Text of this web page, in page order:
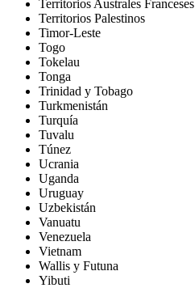
Territorios Australes Franceses
Territorios Palestinos
Timor-Leste
Togo
Tokelau
Tonga
Trinidad y Tobago
Turkmenistán
Turquía
Tuvalu
Túnez
Ucrania
Uganda
Uruguay
Uzbekistán
Vanuatu
Venezuela
Vietnam
Wallis y Futuna
Yibuti